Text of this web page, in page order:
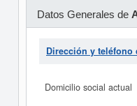
Datos Generales de
Dirección y teléfono
Domicilio social actual